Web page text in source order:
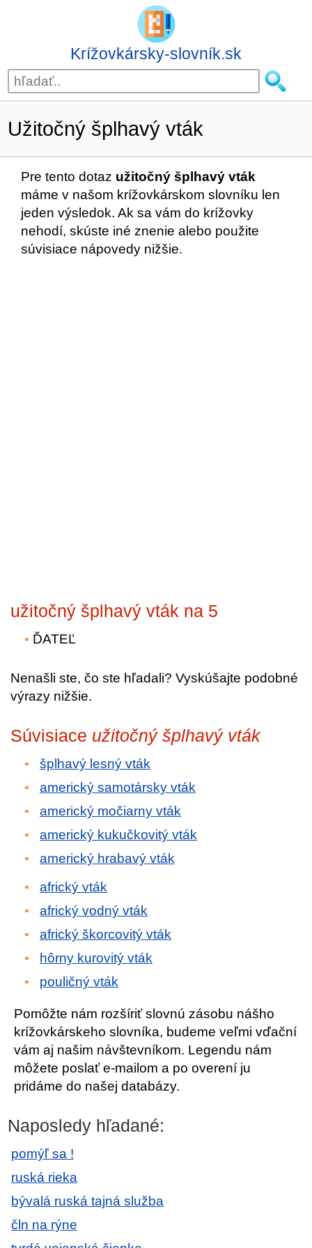
Krížovkársky-slovník.sk
Užitočný šplhavý vták
Pre tento dotaz užitočný šplhavý vták
máme v našom krížovkárskom slovníku len
jeden výsledok. Ak sa vám do krížovky
nehodí, skúste iné znenie alebo použite
súvisiace nápovedy nižšie.
užitočný šplhavý vták na 5
ĎATEĽ
Nenašli ste, čo ste hľadali? Vyskúšajte podobné
výrazy nižšie.
Súvisiace užitočný šplhavý vták
šplhavý lesný vták
americký samotársky vták
americký močiarny vták
americký kukučkovitý vták
americký hrabavý vták
africký vták
africký vodný vták
africký škorcovitý vták
hôrny kurovitý vták
pouličný vták
Pomôžte nám rozšíriť slovnú zásobu nášho
krížovkárskeho slovníka, budeme veľmi vďační
vám aj našim návštevníkom. Legendu nám
môžete poslať e-mailom a po overení ju
pridáme do našej databázy.
Naposledy hľadané:
pomýľ sa !
ruská rieka
bývalá ruská tajná služba
čln na rýne